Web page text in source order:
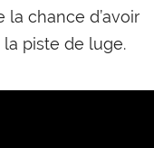
chance d’avoir
piste de luge.